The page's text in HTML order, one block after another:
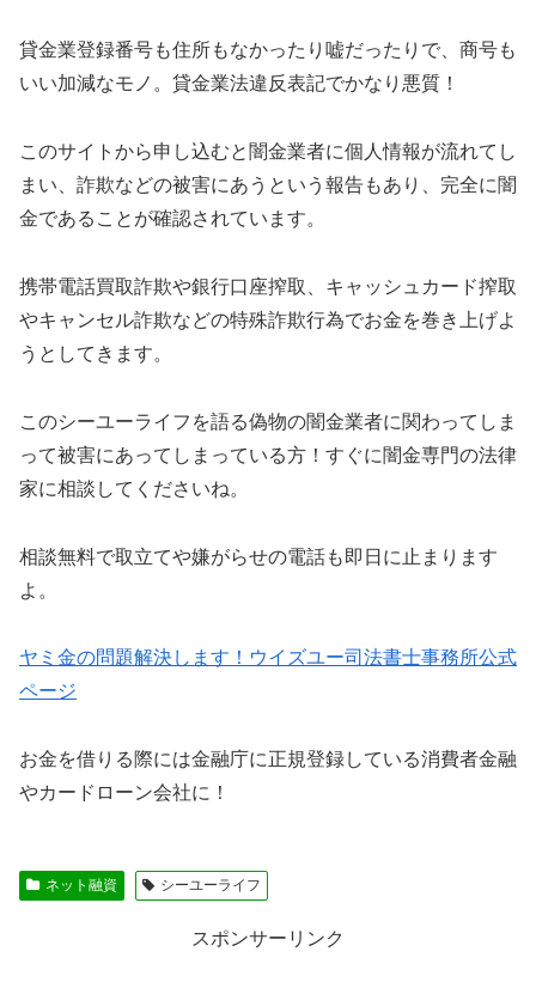
貸金業登録番号も住所もなかったり嘘だったりで、商号も
いい加減なモノ。貸金業法違反表記でかなり悪質！
このサイトから申し込むと闇金業者に個人情報が流れてし
まい、詐欺などの被害にあうという報告もあり、完全に闇
金であることが確認されています。
携帯電話買取詐欺や銀行口座搾取、キャッシュカード搾取
やキャンセル詐欺などの特殊詐欺行為でお金を巻き上げよ
うとしてきます。
このシーユーライフ を語る偽物の闇金業者に関わってしま
って被害にあってしまっている方！すぐに闇金専門の法律
家に相談してくださいね。
相談無料で取立てや嫌がらせの電話も即日に止まります
よ。
ヤミ金の問題解決します！ウイズユー司法書士事務所公式
ページ
お金を借りる際には金融庁に正規登録している消費者金融
やカードローン会社に！
ネット融資 シーユーライフ
スポンサーリンク